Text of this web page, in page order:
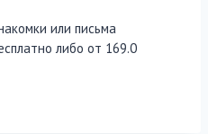
или письма
либо от 169.0